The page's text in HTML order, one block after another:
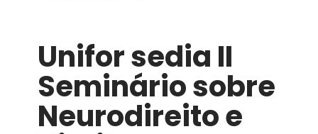
os
Unifor sedia II
Seminário sobre
Neurodireito e